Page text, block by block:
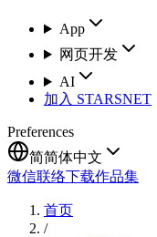
App
网页开发
AI
加入 STARSNET
Preferences
简简体中文
微信联络下载作品集
首页
/